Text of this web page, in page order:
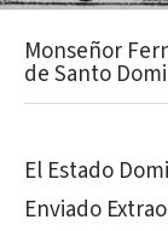
Monseñor
de Santo
El Estado
Enviado